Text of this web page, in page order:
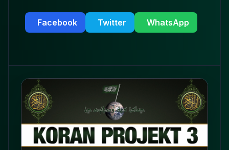
Facebook Twitter WhatsApp